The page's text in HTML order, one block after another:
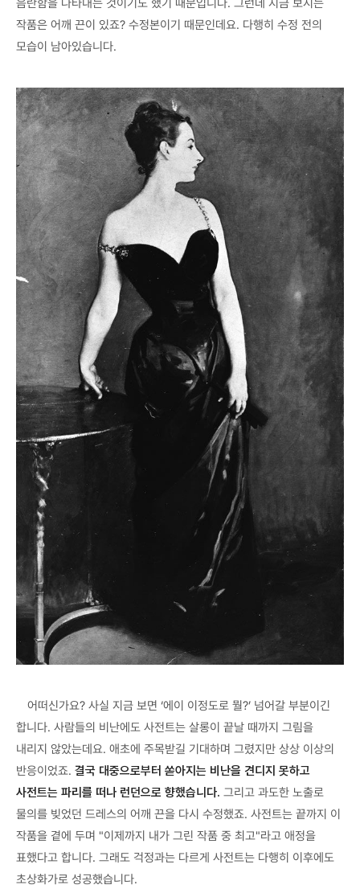
음란함을 나타내는 것이기도 했기 때문입니다. 그런데 지금 보시는
작품은 어깨 끈이 있죠? 수정본이기 때문인데요. 다행히 수정 전의
모습이 남아있습니다.
어떠신가요? 사실 지금 보면 ‘에이 이정도로 뭘?’ 넘어갈 부분이긴
합니다. 사람들의 비난에도 사전트는 살롱이 끝날 때까지 그림을
내리지 않았는데요. 애초에 주목받길 기대하며 그렸지만 상상 이상의
반응이었죠. 결국 대중으로부터 쏟아지는 비난을 견디지 못하고
사전트는 파리를 떠나 런던으로 향했습니다. 그리고 과도한 노출로
물의를 빚었던 드레스의 어깨 끈을 다시 수정했죠. 사전트는 끝까지 이
작품을 곁에 두며 "이제까지 내가 그린 작품 중 최고"라고 애정을
표했다고 합니다. 그래도 걱정과는 다르게 사전트는 다행히 이후에도
초상화가로 성공했습니다.